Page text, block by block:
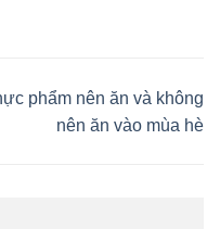
phẩm nên ăn và không
nên ăn vào mùa hè